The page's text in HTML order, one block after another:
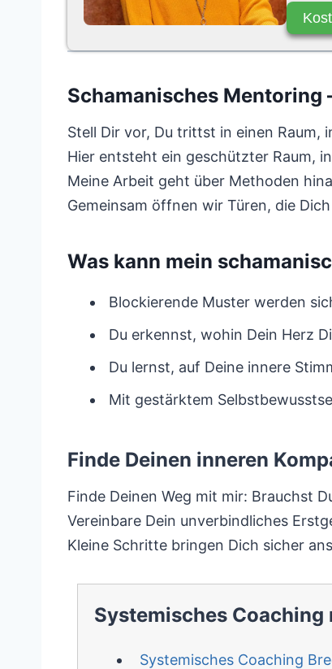
Schamanisches Mentoring
Stell Dir vor, Du trittst in einen Raum,
Hier entsteht ein geschützter Raum,
Meine Arbeit geht über Methoden
Gemeinsam öffnen wir Türen, die
Was kann mein
Blockierende Muster werden
Du erkennst, wohin Dein Herz
Du lernst, auf Deine innere
Mit gestärktem
Finde Deinen inneren
Finde Deinen Weg mit mir: Brauchst
Vereinbare Dein unverbindliches
Kleine Schritte bringen Dich sicher
Systemisches Coaching
Systemisches Coaching